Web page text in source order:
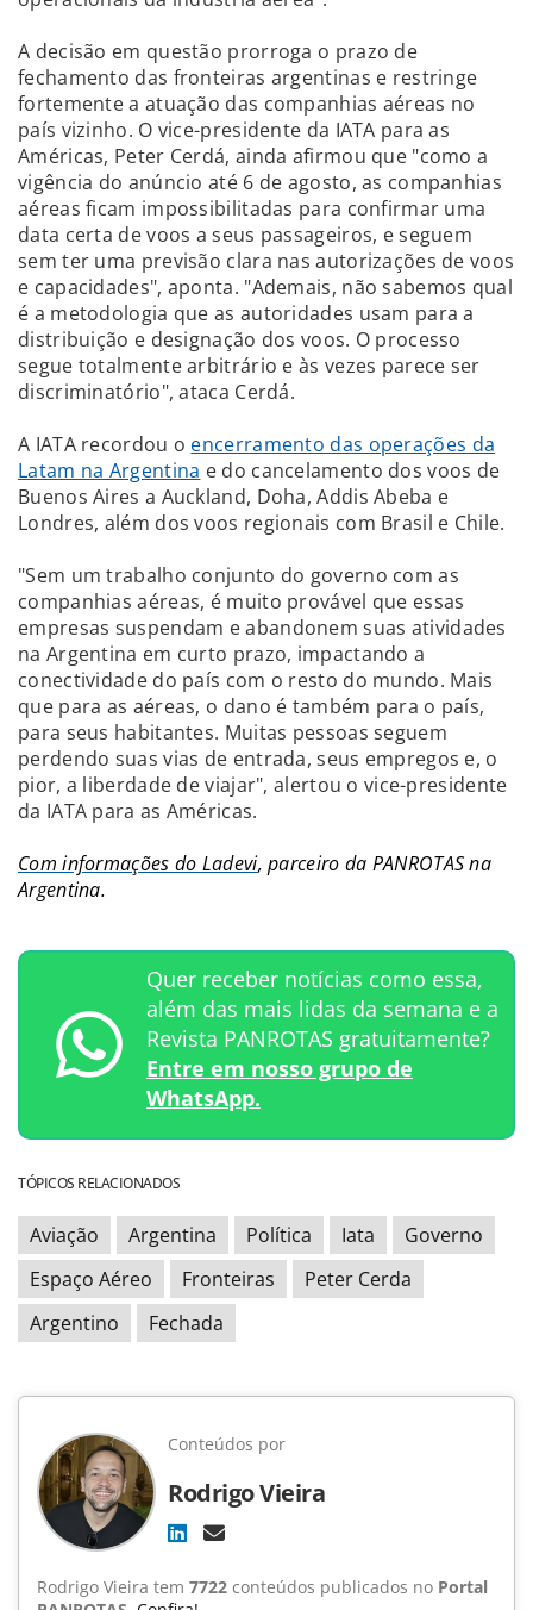
A decisão em questão prorroga o prazo de
fechamento das fronteiras argentinas e restringe
fortemente a atuação das companhias aéreas no
país vizinho. O vice-presidente da IATA para as
Américas, Peter Cerdá, ainda afirmou que "como a
vigência do anúncio até 6 de agosto, as companhias
aéreas ficam impossibilitadas para confirmar uma
data certa de voos a seus passageiros, e seguem
sem ter uma previsão clara nas autorizações de voos
e capacidades", aponta. "Ademais, não sabemos qual
é a metodologia que as autoridades usam para a
distribuição e designação dos voos. O processo
segue totalmente arbitrário e às vezes parece ser
discriminatório", ataca Cerdá.
A IATA recordou o encerramento das operações da
Latam na Argentina e do cancelamento dos voos de
Buenos Aires a Auckland, Doha, Addis Abeba e
Londres, além dos voos regionais com Brasil e Chile.
"Sem um trabalho conjunto do governo com as
companhias aéreas, é muito provável que essas
empresas suspendam e abandonem suas atividades
na Argentina em curto prazo, impactando a
conectividade do país com o resto do mundo. Mais
que para as aéreas, o dano é também para o país,
para seus habitantes. Muitas pessoas seguem
perdendo suas vias de entrada, seus empregos e, o
pior, a liberdade de viajar", alertou o vice-presidente
da IATA para as Américas.
Com informações do Ladevi, parceiro da PANROTAS na
Argentina.
Quer receber notícias como essa,
além das mais lidas da semana e a
Revista PANROTAS gratuitamente?
Entre em nosso grupo de
WhatsApp.
TÓPICOS RELACIONADOS
Aviação Argentina Política Iata
Governo
Espaço Aéreo
Fronteiras
Peter Cerda
Argentino
Fechada
Conteúdos por
Rodrigo Vieira
Rodrigo Vieira tem 7722 conteúdos publicados no Portal